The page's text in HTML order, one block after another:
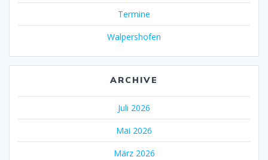
Termine
Walpershofen
ARCHIVE
Juli 2026
Mai 2026
März 2026